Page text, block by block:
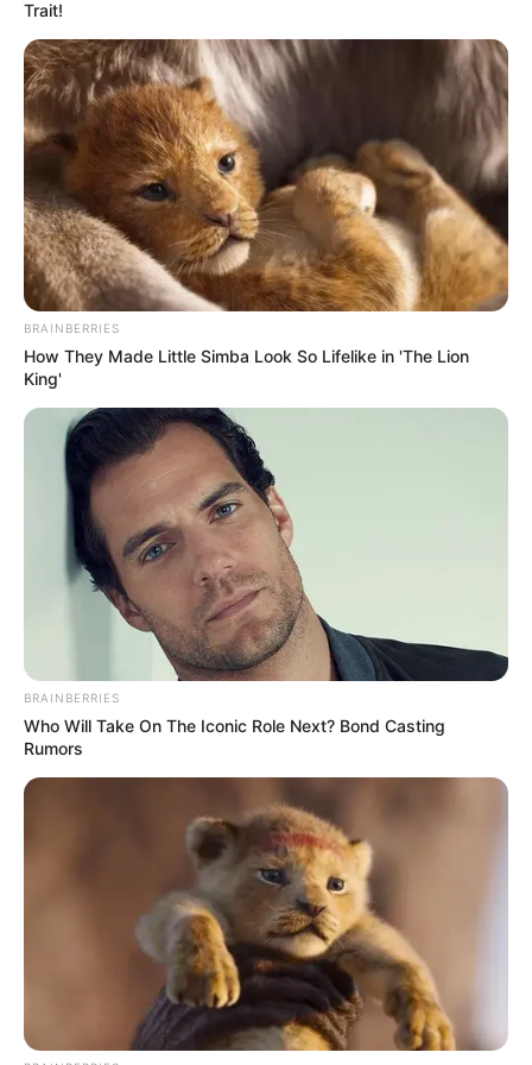
fegyverrel kapcsolatban félreértés vagy végzetes
figyelmetlenség történhetett. A sajtóban sokszor
megjelent verzió szerint Jimmy előbb egy másik
fegyverrel lőtt, majd egy nagyobb erejű pisztolyt
vett elő. A hivatalos magyarázat lényege az volt,
hogy a fegyverben maradhatott egy töltény,
amelyet az énekes nem vett észre, a lövés pedig
halálos sérülést okozott.
Ezt a verziót azonban sok rajongó soha nem tudta
teljesen elfogadni. Nem azért, mert bizonyítottan
más történt volna, hanem azért, mert a tragédia túl
hirtelen, túl sokkoló és túl nehezen felfogható volt.
Egy ország kedvence egyik pillanatról a másikra
Trait!
BRAINBERRIES
How They Made Little Simba Look So Lifelike in 'The Lion
King'
BRAINBERRIES
Who Will Take On The Iconic Role Next? Bond Casting
Rumors